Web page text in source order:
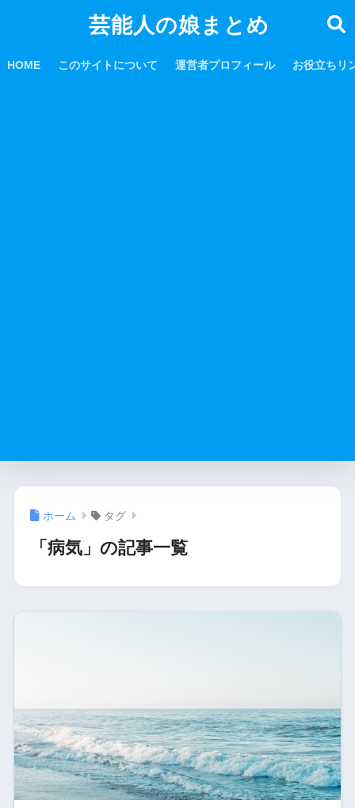
芸能人の娘まとめ
HOME このサイトについて 運営者プロフィール お役立ちリ
ホーム タグ
「病気」の記事一覧